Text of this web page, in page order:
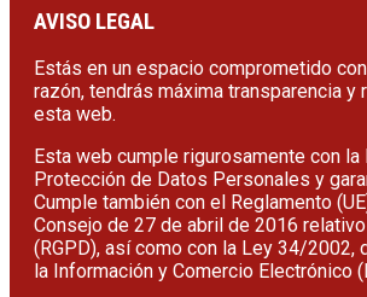
AVISO LEGAL
Estás en un espacio comprometido
razón, tendrás máxima transparencia
esta web.
Esta web cumple rigurosamente con
Protección de Datos Personales y
Cumple también con el Reglamento
Consejo de 27 de abril de 2016
(RGPD), así como con la Ley 34/
la Información y Comercio Electrónico